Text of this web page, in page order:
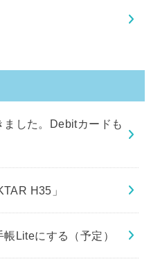
した。Debitカードも
H35」
Liteにする（予定）